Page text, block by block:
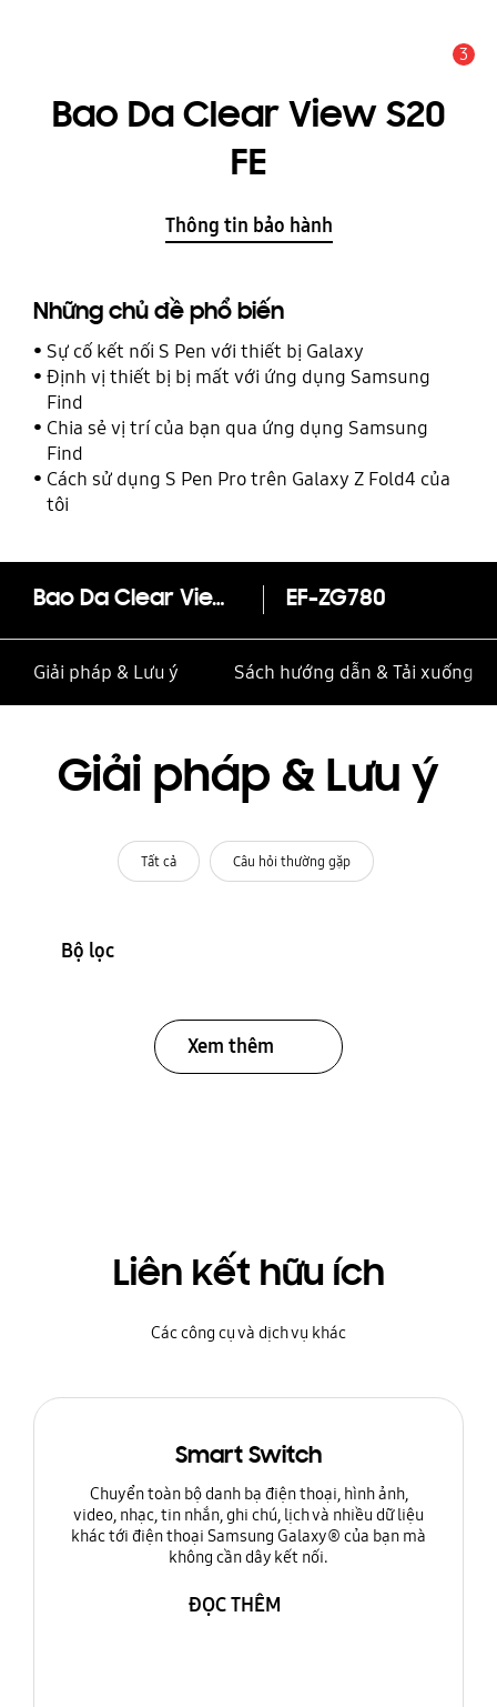
3
Bao Da Clear View S20
FE
Thông tin bảo hành
Những chủ đề phổ biến
Sự cố kết nối S Pen với thiết bị Galaxy
Định vị thiết bị bị mất với ứng dụng Samsung
Find
Chia sẻ vị trí của bạn qua ứng dụng Samsung
Find
Cách sử dụng S Pen Pro trên Galaxy Z Fold4 của
tôi
Bao Da Clear View S20 FE EF-ZG780
Giải pháp & Lưu ý Sách hướng dẫn & Tải xuống
Giải pháp & Lưu ý
Tất cả Câu hỏi thường gặp
Bộ lọc
Xem thêm
Liên kết hữu ích
Các công cụ và dịch vụ khác
Smart Switch
Chuyển toàn bộ danh bạ điện thoại, hình ảnh,
video, nhạc, tin nhắn, ghi chú, lịch và nhiều dữ liệu
khác tới điện thoại Samsung Galaxy® của bạn mà
không cần dây kết nối.
ĐỌC THÊM